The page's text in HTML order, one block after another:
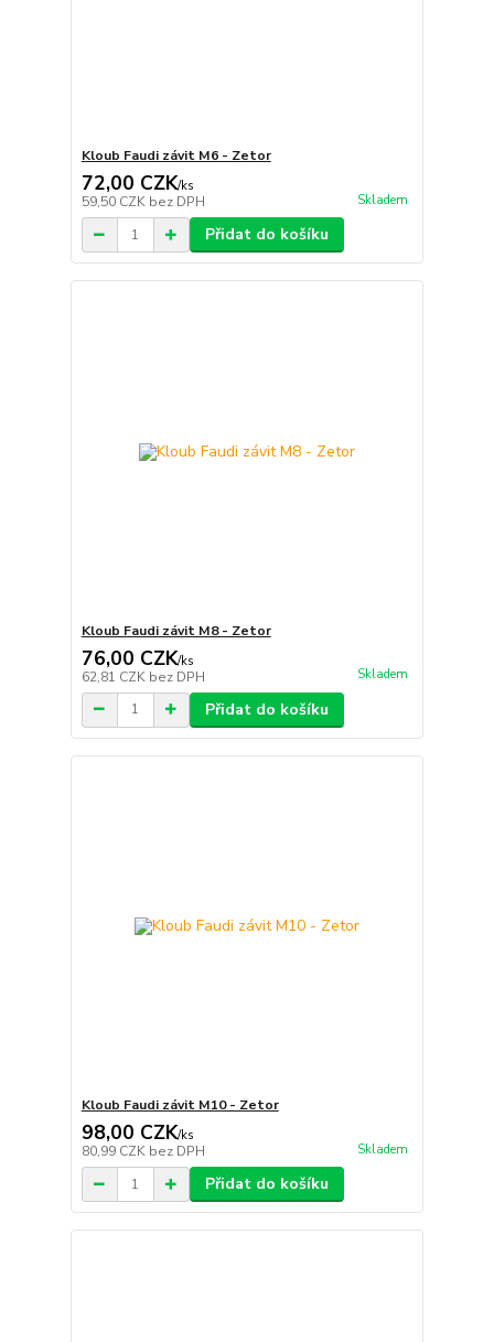
Kloub Faudi závit M6 - Zetor
72,00 CZK/ks
59,50 CZK bez DPH Skladem
Přidat do košíku
Kloub Faudi závit M8 - Zetor
76,00 CZK/ks
62,81 CZK bez DPH Skladem
Přidat do košíku
Kloub Faudi závit M10 - Zetor
98,00 CZK/ks
80,99 CZK bez DPH Skladem
Přidat do košíku